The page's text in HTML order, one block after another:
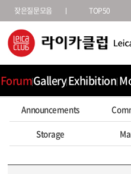
잦은질문모음 TOP50
ForumGalleryExhibition
Announcements
Storage